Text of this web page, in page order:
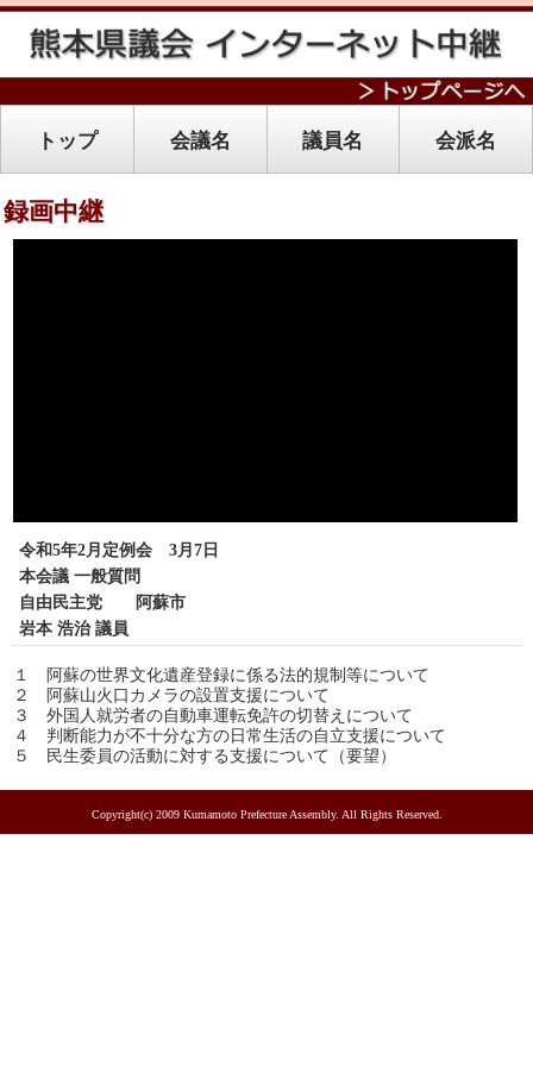
トップ 会議名 議員名 会派名
録画中継
令和5年2月定例会 3月7日
本会議 一般質問
自由民主党 阿蘇市
岩本 浩治 議員
１ 阿蘇の世界文化遺産登録に係る法的規制等について
２ 阿蘇山火口カメラの設置支援について
３ 外国人就労者の自動車運転免許の切替えについて
４ 判断能力が不十分な方の日常生活の自立支援について
５ 民生委員の活動に対する支援について（要望）
Copyright(c) 2009 Kumamoto Prefecture Assembly. All Rights Reserved.